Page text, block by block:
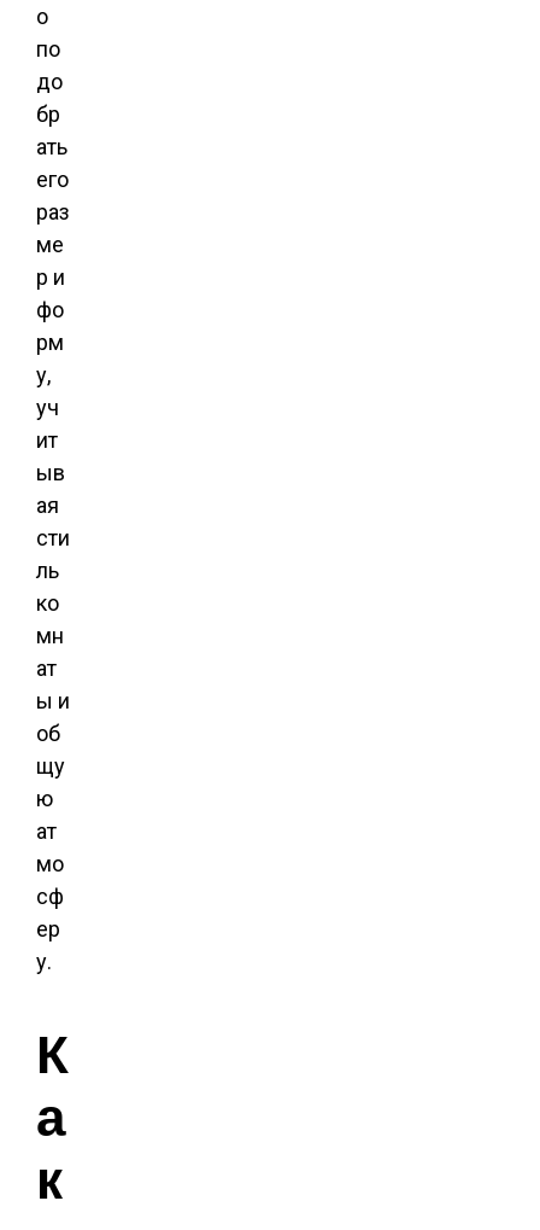
о
по
до
бр
ать
его
раз
ме
р и
фо
рм
у,
уч
ит
ыв
ая
сти
ль
ко
мн
ат
ы и
об
щу
ю
ат
мо
сф
ер
у.
К
а
к